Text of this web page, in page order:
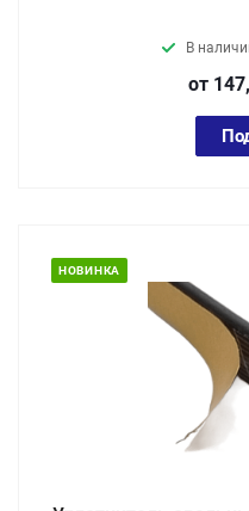
В
от
НОВИНКА